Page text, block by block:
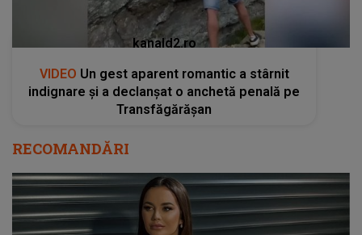
kanald2.ro
VIDEO Un gest aparent romantic a stârnit
indignare și a declanșat o anchetă penală pe
Transfăgărășan
RECOMANDĂRI